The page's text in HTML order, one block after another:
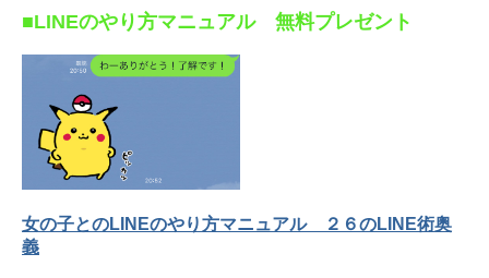
■LINEのやり方マニュアル 無料プレゼント
女の子とのLINEのやり方マニュアル ２６のLINE術奥
義